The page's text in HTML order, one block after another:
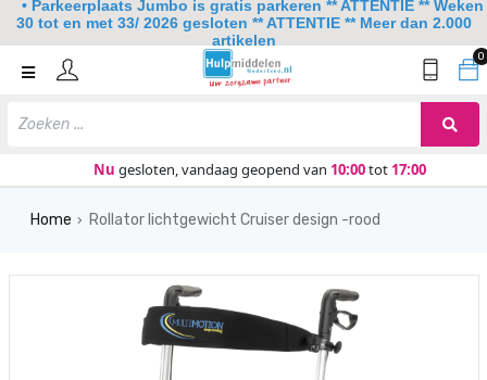
0
Nu gesloten, vandaag geopend van 10:00tot 17:00
Home
Lezen en schrijven
Home › Rollator lichtgewicht Cruiser design -rood
• Parkeerplaats Jumbo is gratis parkeren ** ATTENTIE ** Weken
30 tot en met 33/ 2026 gesloten ** ATTENTIE ** Meer dan 2.000
artikelen